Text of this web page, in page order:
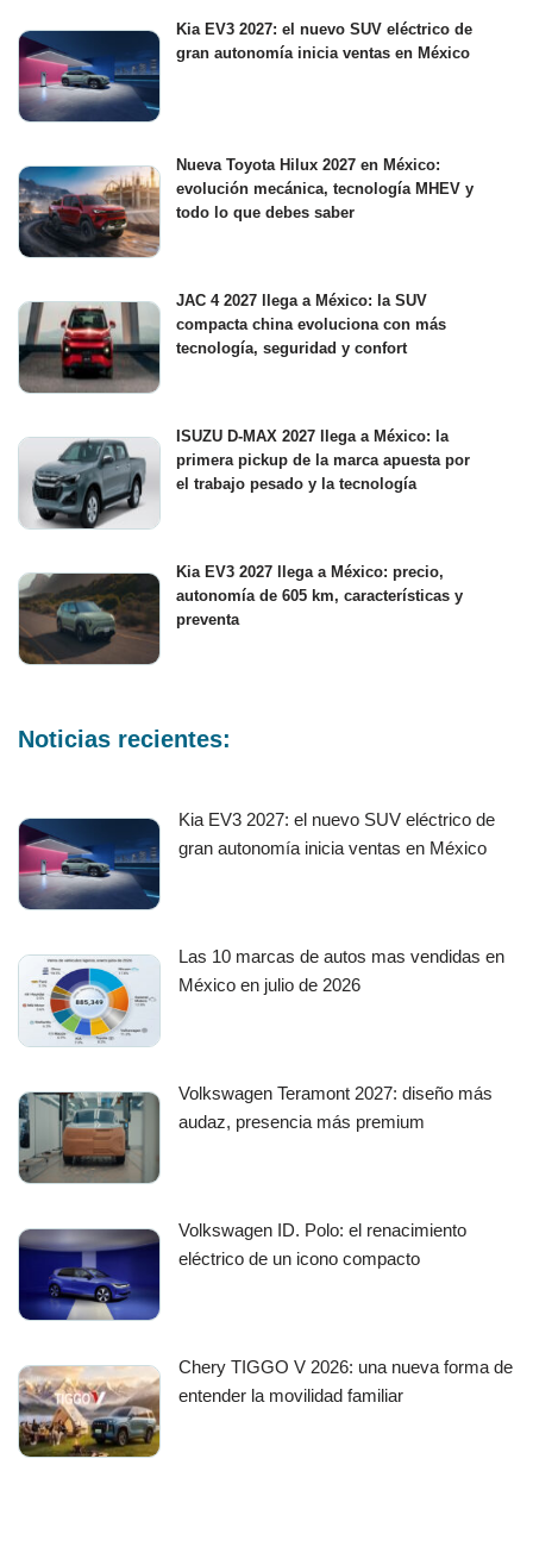
Kia EV3 2027: el nuevo SUV eléctrico de
gran autonomía inicia ventas en México
Nueva Toyota Hilux 2027 en México:
evolución mecánica, tecnología MHEV y
todo lo que debes saber
JAC 4 2027 llega a México: la SUV
compacta china evoluciona con más
tecnología, seguridad y confort
ISUZU D-MAX 2027 llega a México: la
primera pickup de la marca apuesta por
el trabajo pesado y la tecnología
Kia EV3 2027 llega a México: precio,
autonomía de 605 km, características y
preventa
Noticias recientes:
Kia EV3 2027: el nuevo SUV eléctrico de
gran autonomía inicia ventas en México
Las 10 marcas de autos mas vendidas en
México en julio de 2026
Volkswagen Teramont 2027: diseño más
audaz, presencia más premium
Volkswagen ID. Polo: el renacimiento
eléctrico de un icono compacto
Chery TIGGO V 2026: una nueva forma de
entender la movilidad familiar